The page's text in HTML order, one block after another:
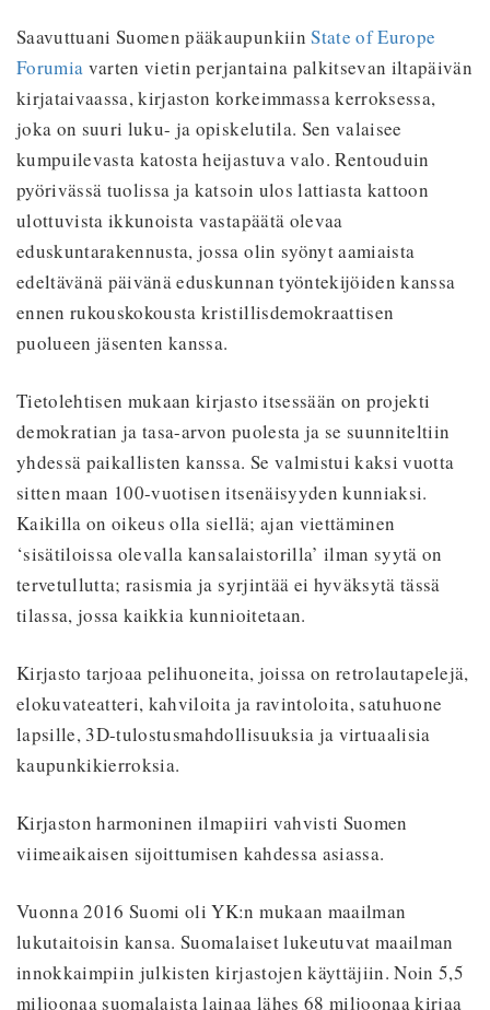
Saavuttuani Suomen pääkaupunkiinState of Europe
Forumia varten vietin perjantaina palkitsevan iltapäivän
kirjataivaassa, kirjaston korkeimmassa kerroksessa,
joka on suuri luku- ja opiskelutila. Sen valaisee
kumpuilevasta katosta heijastuva valo. Rentouduin
pyörivässä tuolissa ja katsoin ulos lattiasta kattoon
ulottuvista ikkunoista vastapäätä olevaa
eduskuntarakennusta, jossa olin syönyt aamiaista
edeltävänä päivänä eduskunnan työntekijöiden kanssa
ennen rukouskokousta kristillisdemokraattisen
puolueen jäsenten kanssa.
Tietolehtisen mukaan kirjasto itsessään on projekti
demokratian ja tasa-arvon puolesta ja se suunniteltiin
yhdessä paikallisten kanssa. Se valmistui kaksi vuotta
sitten maan 100-vuotisen itsenäisyyden kunniaksi.
Kaikilla on oikeus olla siellä; ajan viettäminen
‘sisätiloissa olevalla kansalaistorilla’ ilman syytä on
tervetullutta; rasismia ja syrjintää ei hyväksytä tässä
tilassa, jossa kaikkia kunnioitetaan.
Kirjasto tarjoaa pelihuoneita, joissa on retrolautapelejä,
elokuvateatteri, kahviloita ja ravintoloita, satuhuone
lapsille, 3D-tulostusmahdollisuuksia ja virtuaalisia
kaupunkikierroksia.
Kirjaston harmoninen ilmapiiri vahvisti Suomen
viimeaikaisen sijoittumisen kahdessa asiassa.
Vuonna 2016 Suomi oli YK:n mukaan maailman
lukutaitoisin kansa. Suomalaiset lukeutuvat maailman
innokkaimpiin julkisten kirjastojen käyttäjiin. Noin 5,5
miljoonaa suomalaista lainaa lähes 68 miljoonaa kirjaa